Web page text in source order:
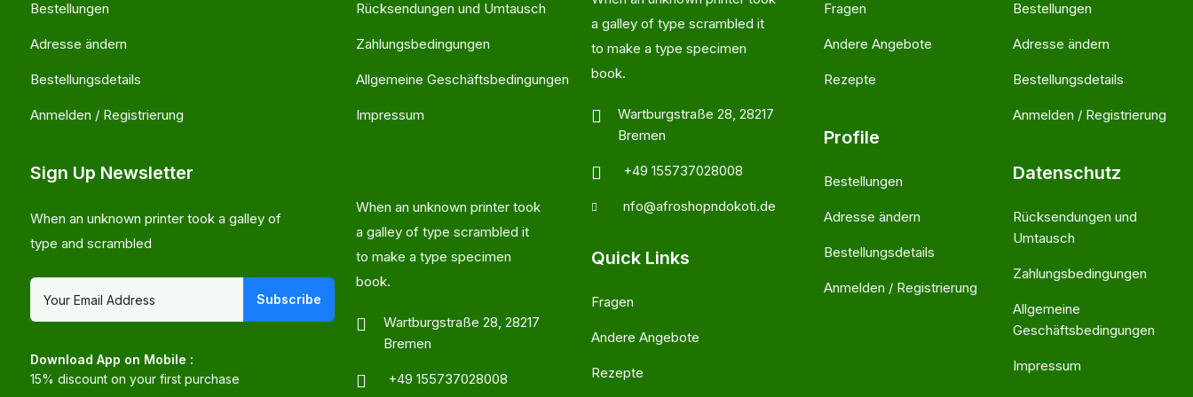
Bestellungen
Adresse ändern
Bestellungsdetails
Anmelden / Registrierung
Sign Up Newsletter
When an unknown printer took a galley of
type and scrambled
Subscribe
Download App on Mobile :
15% discount on your first purchase
Rücksendungen und Umtausch
Zahlungsbedingungen
Allgemeine Geschäftsbedingungen
Impressum
When an unknown printer took
a galley of type scrambled it
to make a type specimen
book.
Wartburgstraße 28, 28217
Bremen
+49 155737028008
a galley of type scrambled it
to make a type specimen
book.
Wartburgstraße 28, 28217
Bremen
+49 155737028008
nfo@afroshopndokoti.de
Quick Links
Fragen
Andere Angebote
Rezepte
Fragen
Andere Angebote
Rezepte
Profile
Bestellungen
Adresse ändern
Bestellungsdetails
Anmelden / Registrierung
Bestellungen
Adresse ändern
Bestellungsdetails
Anmelden / Registrierung
Datenschutz
Rücksendungen und
Umtausch
Zahlungsbedingungen
Allgemeine
Geschäftsbedingungen
Impressum